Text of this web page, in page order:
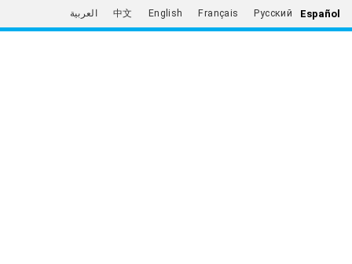
العربية 中文 English Français Русский Español